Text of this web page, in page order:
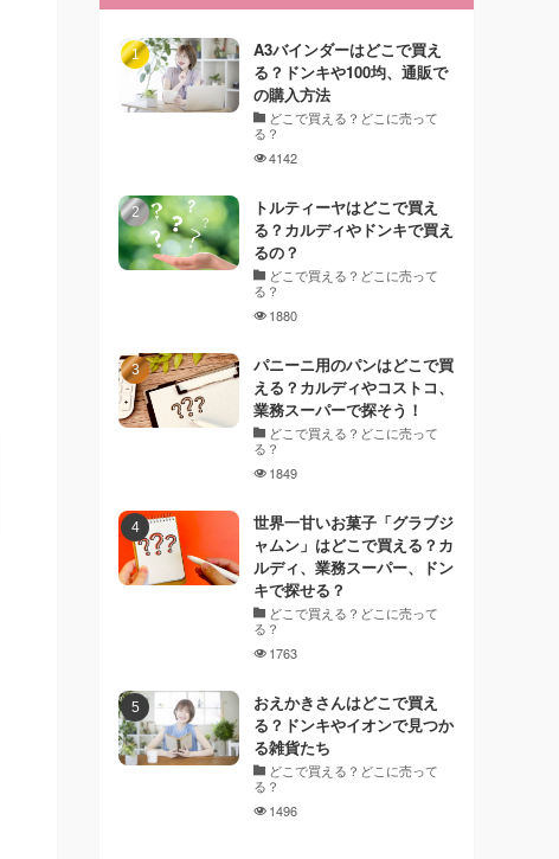
A3バインダーはどこで買え
る？ドンキや100均、通販で
の購入方法
どこで買える？どこに売って
る？
4142
トルティーヤはどこで買え
る？カルディやドンキで買え
るの？
どこで買える？どこに売って
る？
1880
パニーニ用のパンはどこで買
える？カルディやコストコ、
業務スーパーで探そう！
どこで買える？どこに売って
る？
1849
世界一甘いお菓子「グラブジ
ャムン」はどこで買える？カ
ルディ、業務スーパー、ドン
キで探せる？
どこで買える？どこに売って
る？
1763
おえかきさんはどこで買え
る？ドンキやイオンで見つか
る雑貨たち
どこで買える？どこに売って
る？
1496